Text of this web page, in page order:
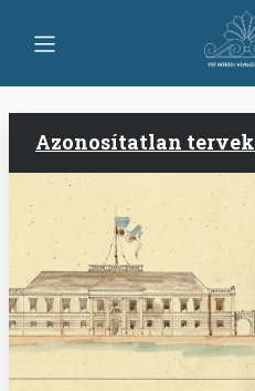
tartalomra
Azonosítatlan tervek